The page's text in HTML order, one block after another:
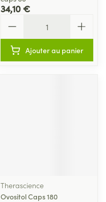
34,10 €
Ajouter au panier
Therascience
Ovositol Caps 180